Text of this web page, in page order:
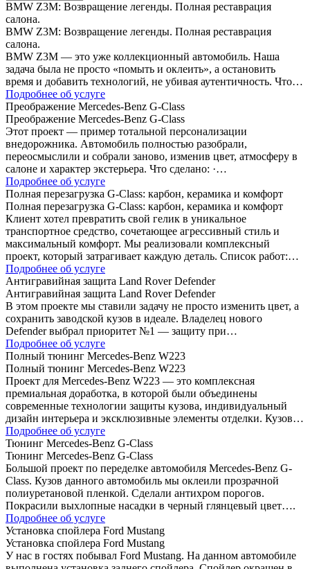
BMW Z3M: Возвращение легенды. Полная реставрация
салона.
BMW Z3M: Возвращение легенды. Полная реставрация
салона.
BMW Z3M — это уже коллекционный автомобиль. Наша
задача была не просто «помыть и оклеить», а остановить
время и добавить технологий, не убивая аутентичность. Что…
Подробнее об услуге
Преображение Mercedes-Benz G-Class
Преображение Mercedes-Benz G-Class
Этот проект — пример тотальной персонализации
внедорожника. Автомобиль полностью разобрали,
переосмыслили и собрали заново, изменив цвет, атмосферу в
салоне и характер экстерьера. Что сделано: ·…
Подробнее об услуге
Полная перезагрузка G-Class: карбон, керамика и комфорт
Полная перезагрузка G-Class: карбон, керамика и комфорт
Клиент хотел превратить свой гелик в уникальное
транспортное средство, сочетающее агрессивный стиль и
максимальный комфорт. Мы реализовали комплексный
проект, который затрагивает каждую деталь. Список работ:…
Подробнее об услуге
Антигравийная защита Land Rover Defender
Антигравийная защита Land Rover Defender
В этом проекте мы ставили задачу не просто изменить цвет, а
сохранить заводской кузов в идеале. Владелец нового
Defender выбрал приоритет №1 — защиту при…
Подробнее об услуге
Полный тюнинг Mercedes-Benz W223
Полный тюнинг Mercedes-Benz W223
Проект для Mercedes-Benz W223 — это комплексная
премиальная доработка, в которой были объединены
современные технологии защиты кузова, индивидуальный
дизайн интерьера и эксклюзивные элементы отделки. Кузов…
Подробнее об услуге
Тюнинг Mercedes-Benz G-Class
Тюнинг Mercedes-Benz G-Class
Большой проект по переделке автомобиля Mercedes-Benz G-
Class. Кузов данного автомобиль мы оклеили прозрачной
полиуретановой пленкой. Сделали антихром порогов.
Покрасили выхлопные насадки в черный глянцевый цвет….
Подробнее об услуге
Установка спойлера Ford Mustang
Установка спойлера Ford Mustang
У нас в гостях побывал Ford Mustang. На данном автомобиле